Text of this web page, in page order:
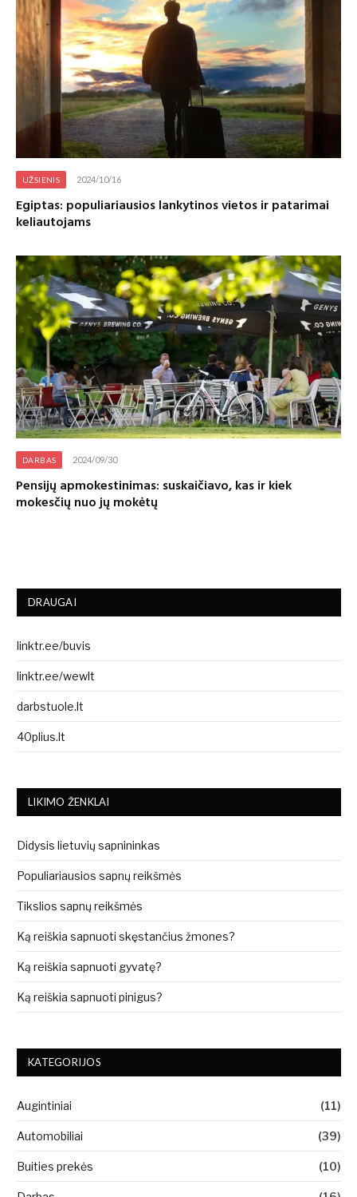
UŽSIENIS 2024/10/16
Egiptas: populiariausios lankytinos vietos ir patarimai
keliautojams
DARBAS 2024/09/30
Pensijų apmokestinimas: suskaičiavo, kas ir kiek
mokesčių nuo jų mokėtų
DRAUGAI
linktr.ee/buvis
linktr.ee/wewlt
darbstuole.lt
40plius.lt
LIKIMO ŽENKLAI
Didysis lietuvių sapnininkas
Populiariausios sapnų reikšmės
Tikslios sapnų reikšmės
Ką reiškia sapnuoti skęstančius žmones?
Ką reiškia sapnuoti gyvatę?
Ką reiškia sapnuoti pinigus?
KATEGORIJOS
Augintiniai (11)
Automobiliai (39)
Buities prekės (10)